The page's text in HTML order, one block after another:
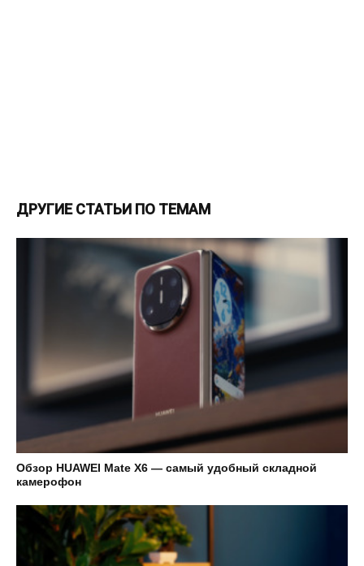
ДРУГИЕ СТАТЬИ ПО ТЕМАМ
Обзор HUAWEI Mate X6 — самый удобный складной
камерофон